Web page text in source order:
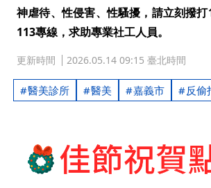
神虐待、性侵害、性騷擾，請立刻撥
113專線，求助專業社工人員。
更新時間 2026.05.14 09:15 臺北時間
醫美診所 醫美 嘉義市 反偷